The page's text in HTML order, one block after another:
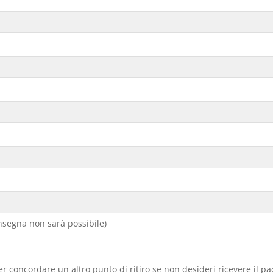
non sarà possibile)
concordare un altro punto di ritiro se non desideri ricevere il